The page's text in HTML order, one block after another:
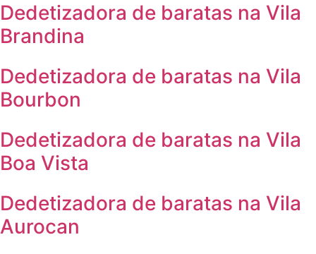
Dedetizadora de baratas na Vila
Brandina
Dedetizadora de baratas na Vila
Bourbon
Dedetizadora de baratas na Vila
Boa Vista
Dedetizadora de baratas na Vila
Aurocan